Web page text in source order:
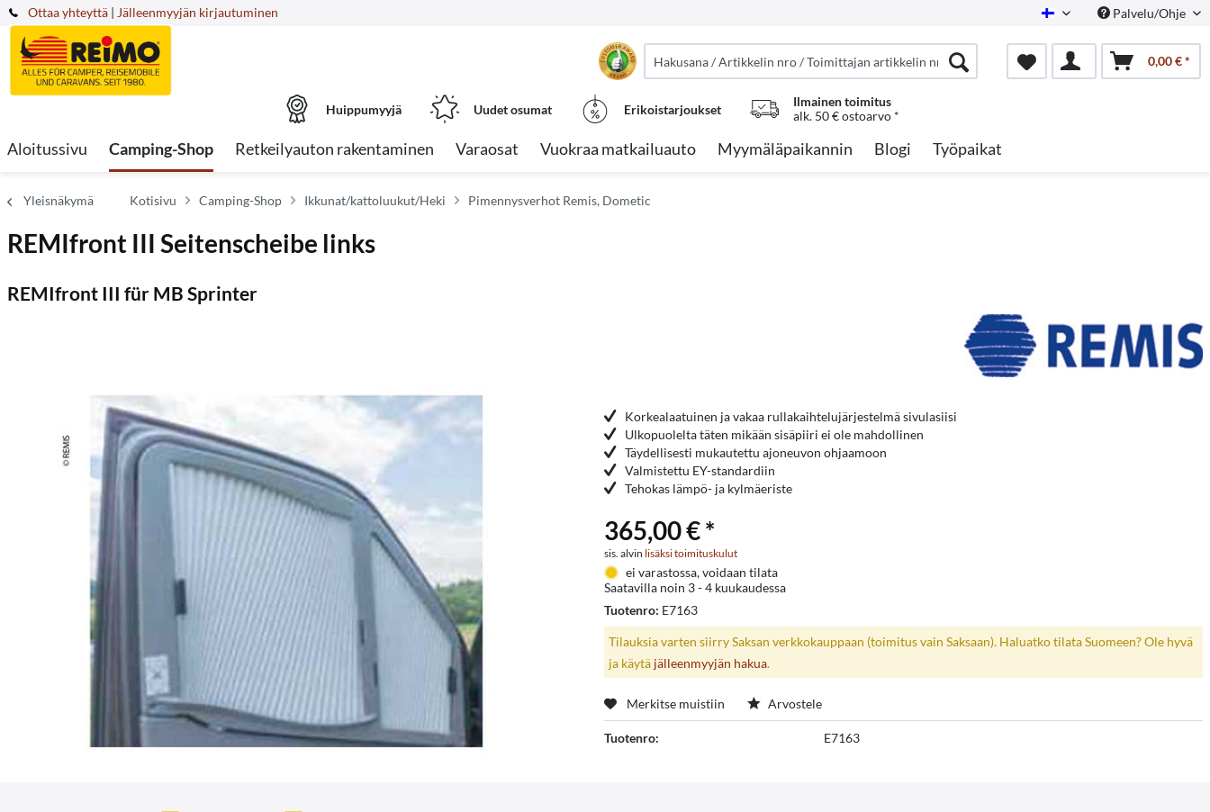
Ottaa yhteyttä Finnish Palvelu/Ohje
| Jälleenmyyjän kirjautuminen
0,00 € *
Huippumyyjä Uudet osumat Erikoistarjoukset
Ilmainen toimitus
alk. 50 € ostoarvo *
Aloitussivu Camping-Shop Retkeilyauton rakentaminen Varaosat Vuokraa matkailuauto Myymäläpaikannin Blogi Työpaikat
Yleisnäkymä Kotisivu Camping-Shop Ikkunat/kattoluukut/Heki Pimennysverhot Remis, Dometic
REMIfront III Seitenscheibe links
REMIfront III für MB Sprinter
Korkealaatuinen ja vakaa rullakaihtelujärjestelmä sivulasiisi
Ulkopuolelta täten mikään sisäpiiri ei ole mahdollinen
Täydellisesti mukautettu ajoneuvon ohjaamoon
Valmistettu EY-standardiin
Tehokas lämpö- ja kylmäeriste
365,00 € *
sis. alvin lisäksi toimituskulut
ei varastossa, voidaan tilata
Saatavilla noin 3 - 4 kuukaudessa
Tuotenro: E7163
Tilauksia varten siirry Saksan verkkokauppaan (toimitus vain Saksaan). Haluatko tilata Suomeen? Ole hyvä
ja käytä jälleenmyyjän hakua.
Merkitse muistiin Arvostele
Tuotenro: E7163